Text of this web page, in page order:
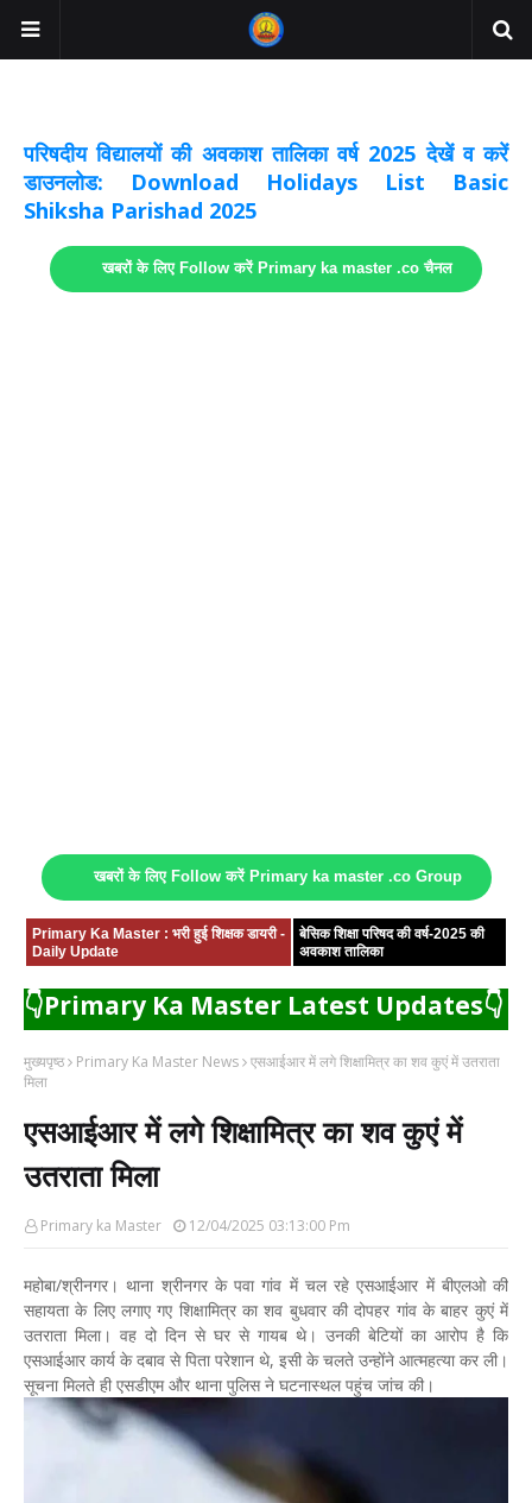
परिषदीय विद्यालयों की अवकाश तालिका वर्ष 2025 देखें व करें
डाउनलोड: Download Holidays List Basic
Shiksha Parishad 2025
खबरों के लिए Follow करें Primary ka master .co चैनल
खबरों के लिए Follow करें Primary ka master .co Group
Primary Ka Master : भरी हुई शिक्षक डायरी -
Daily Update
बेसिक शिक्षा परिषद की वर्ष-2025 की
अवकाश तालिका
👇Primary Ka Master Latest Updates👇
मुख्यपृष्ठ Primary Ka Master News एसआईआर में लगे शिक्षामित्र का शव कुएं में उतराता
मिला
एसआईआर में लगे शिक्षामित्र का शव कुएं में
उतराता मिला
Primary ka Master 12/04/2025 03:13:00 Pm
महोबा/श्रीनगर। थाना श्रीनगर के पवा गांव में चल रहे एसआईआर में बीएलओ की
सहायता के लिए लगाए गए शिक्षामित्र का शव बुधवार की दोपहर गांव के बाहर कुएं में
उतराता मिला। वह दो दिन से घर से गायब थे। उनकी बेटियों का आरोप है कि
एसआईआर कार्य के दबाव से पिता परेशान थे, इसी के चलते उन्होंने आत्महत्या कर ली।
सूचना मिलते ही एसडीएम और थाना पुलिस ने घटनास्थल पहुंच जांच की।